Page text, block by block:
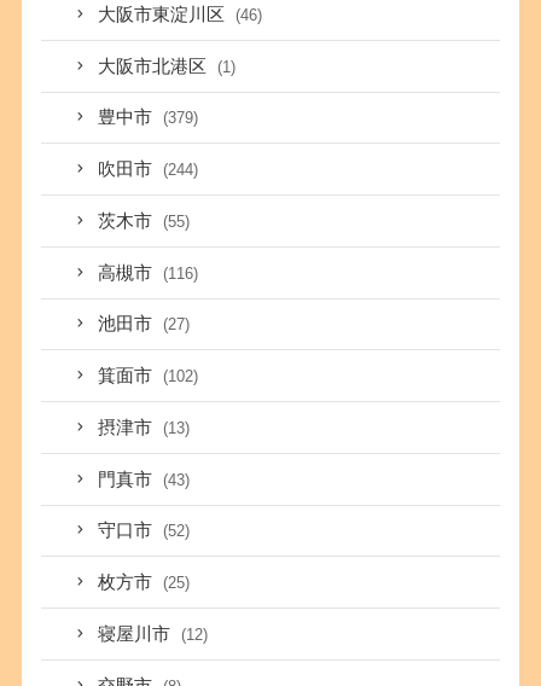
大阪市東淀川区 (46)
大阪市北港区 (1)
豊中市 (379)
吹田市 (244)
茨木市 (55)
高槻市 (116)
池田市 (27)
箕面市 (102)
摂津市 (13)
門真市 (43)
守口市 (52)
枚方市 (25)
寝屋川市 (12)